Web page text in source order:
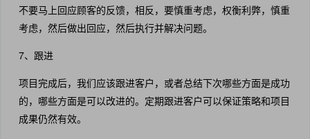
不要马上回应顾客的反馈，相反，要慎重考虑，权衡利弊，慎重
考虑，然后做出回应，然后执行并解决问题。
7、跟进
项目完成后，我们应该跟进客户，或者总结下次哪些方面是成功
的，哪些方面是可以改进的。定期跟进客户可以保证策略和项目
成果仍然有效。